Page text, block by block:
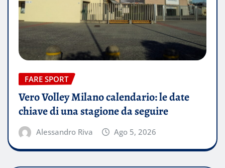
FARE SPORT
Vero Volley Milano calendario: le date
chiave di una stagione da seguire
Alessandro Riva Ago 5, 2026